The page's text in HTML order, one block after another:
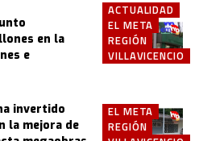
ACTUALIDAD
EL META
REGIÓN
VILLAVICENCIO
en la
e
EL META
REGIÓN
invertido
la mejora de